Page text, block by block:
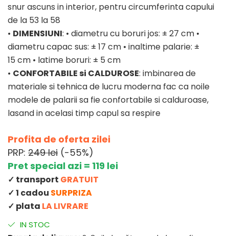
snur ascuns in interior, pentru circumferinta capului
de la 53 la 58
• DIMENSIUNI: • diametru cu boruri jos: ± 27 cm •
diametru capac sus: ± 17 cm • inaltime palarie: ±
15 cm • latime boruri: ± 5 cm
• CONFORTABILE si CALDUROSE: imbinarea de
materiale si tehnica de lucru moderna fac ca noile
modele de palarii sa fie confortabile si calduroase,
lasand in acelasi timp capul sa respire
Profita de oferta zilei
PRP: 249 lei (-55%)
Pret special azi = 119 lei
✓ transport GRATUIT
✓ 1 cadou SURPRIZA
✓ plata LA LIVRARE
IN STOC